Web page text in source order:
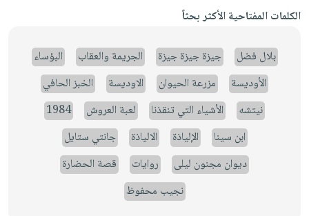
الكلمات المفتاحية الأكثر بحثاً
بلال فضل جيزة جيزة جيزة الجريمة والعقاب
البؤساء
الأوديسة
مزرعة الحيوان الاوديسة
الخبز الحافي
نيتشه
الأشياء التي تنقذنا لعبة العروش
1984
ابن سينا
الإلياذة الالياذة
جانتي ستايل
ديوان مجنون ليلى
روايات
قصة الحضارة
نجيب محفوظ